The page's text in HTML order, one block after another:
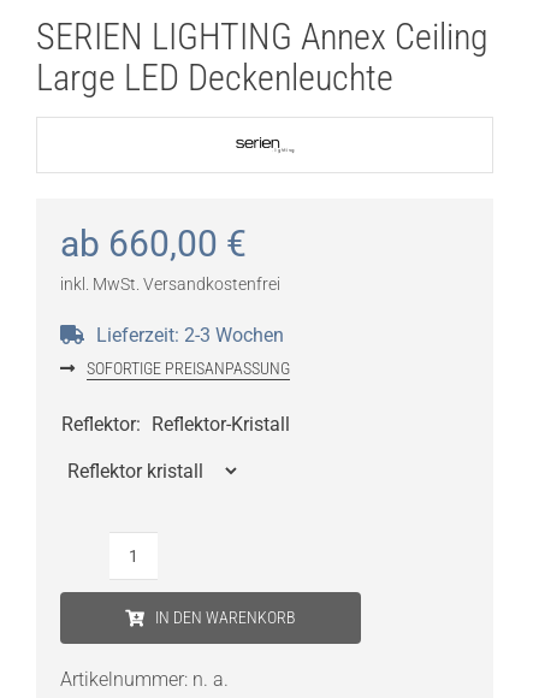
SERIEN LIGHTING Annex Ceiling
Large LED Deckenleuchte
ab 660,00 €
inkl. MwSt. Versandkostenfrei
Lieferzeit: 2-3 Wochen
SOFORTIGE PREISANPASSUNG
Reflektor: Reflektor-Kristall
IN DEN WARENKORB
Artikelnummer: n. a.